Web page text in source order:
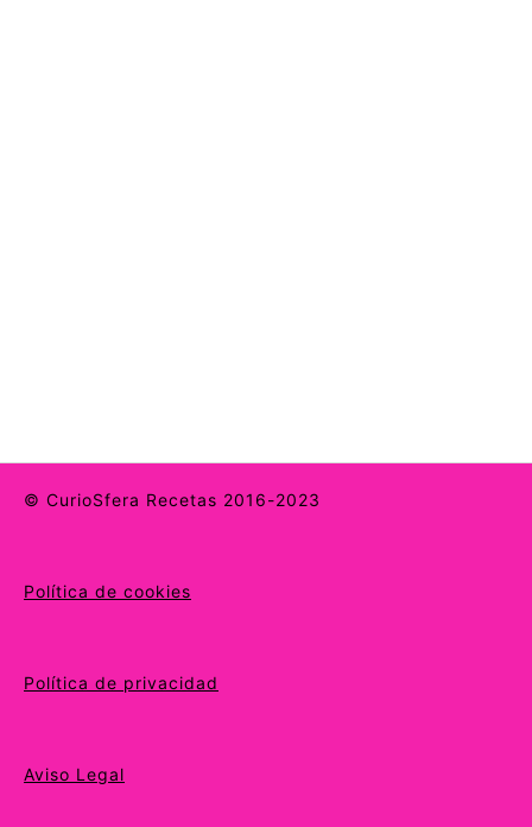
© CurioSfera Recetas 2016-2023
Política de cookies
Política de privacidad
Aviso Legal